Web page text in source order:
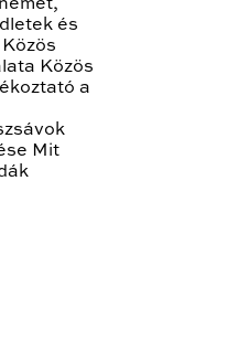
és
Közös
a
Mit